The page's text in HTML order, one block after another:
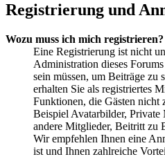
Registrierung und
Wozu muss ich mich registrieren?
Eine Registrierung ist nicht
Administration dieses
sein müssen, um Beiträge zu
erhalten Sie als registriertes
Funktionen, die Gästen nicht
Beispiel Avatarbilder,
andere Mitglieder, Beitritt zu
Wir empfehlen Ihnen eine
ist und Ihnen zahlreiche